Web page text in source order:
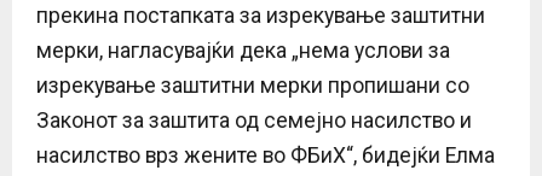
прекина постапката за изрекување заштитни
мерки, нагласувајќи дека „нема услови за
изрекување заштитни мерки пропишани со
Законот за заштита од семејно насилство и
насилство врз жените во ФБиХ“, бидејќи Елма